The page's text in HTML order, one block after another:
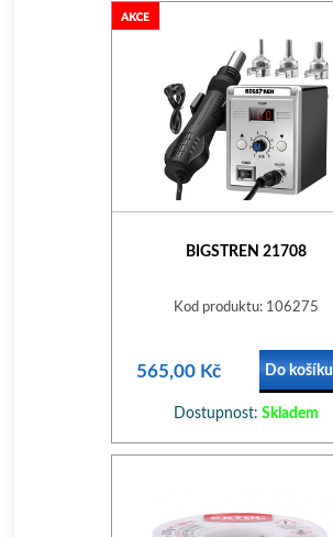
BIGSTREN 21708
Kod produktu: 106275
565,00 Kč Do košíku
Dostupnost: Skladem